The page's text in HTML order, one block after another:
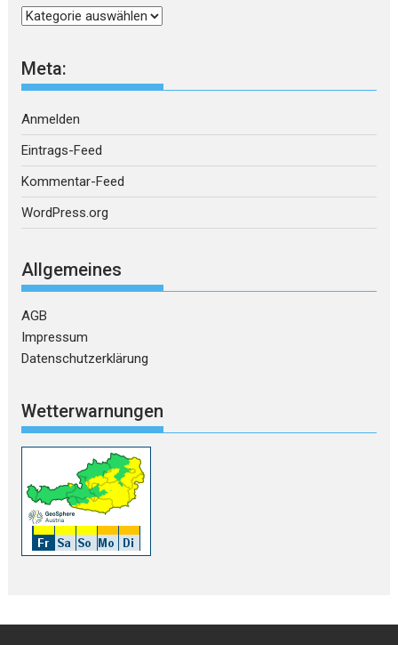
Kategorien
Meta:
Anmelden
Eintrags-Feed
Kommentar-Feed
WordPress.org
Allgemeines
AGB
Impressum
Datenschutzerklärung
Wetterwarnungen